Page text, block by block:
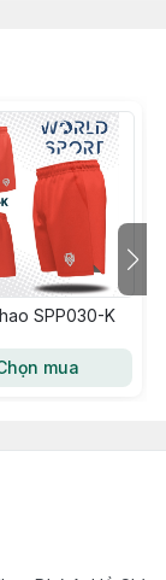
SPP030-K
mua